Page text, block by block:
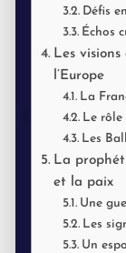
Défis
Échos
Les
l’Europe
La
Le rôle
Les
La
et la paix
Une
Les
Un